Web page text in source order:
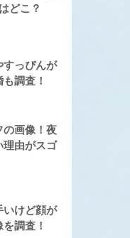
どこ？
すっぴんが
調査！
の画像！夜
理由がスゴ
いけど顔が
調査！